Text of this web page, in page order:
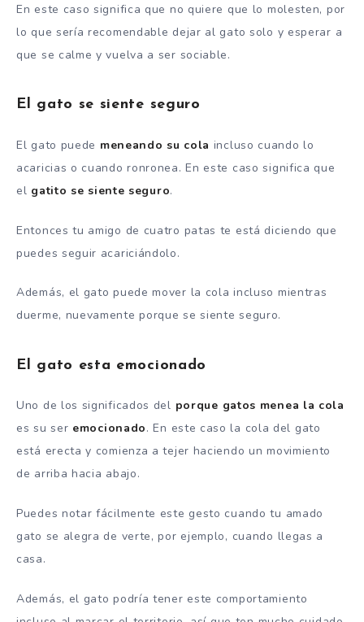
En este caso significa que no quiere que lo molesten, por
lo que sería recomendable dejar al gato solo y esperar a
que se calme y vuelva a ser sociable.
El gato se siente seguro
El gato puede meneando su cola incluso cuando lo
acaricias o cuando ronronea. En este caso significa que
el gatito se siente seguro.
Entonces tu amigo de cuatro patas te está diciendo que
puedes seguir acariciándolo.
Además, el gato puede mover la cola incluso mientras
duerme, nuevamente porque se siente seguro.
El gato esta emocionado
Uno de los significados del porque gatos menea la cola
es su ser emocionado. En este caso la cola del gato
está erecta y comienza a tejer haciendo un movimiento
de arriba hacia abajo.
Puedes notar fácilmente este gesto cuando tu amado
gato se alegra de verte, por ejemplo, cuando llegas a
casa.
Además, el gato podría tener este comportamiento